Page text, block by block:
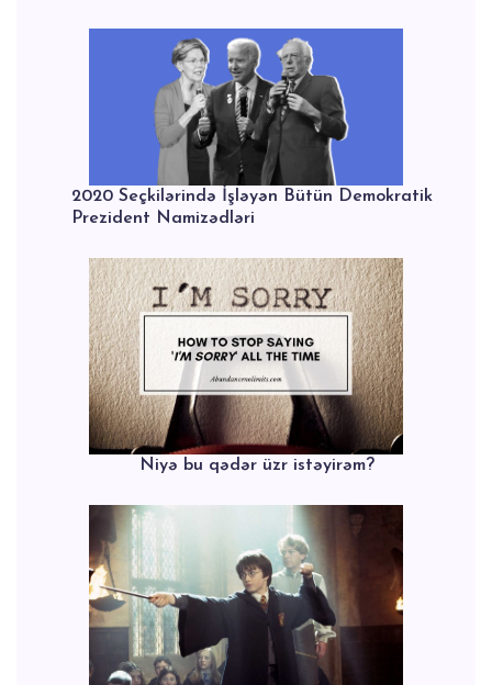
2020 Seçkilərində İşləyən Bütün Demokratik
Prezident Namizədləri
Niyə bu qədər üzr istəyirəm?